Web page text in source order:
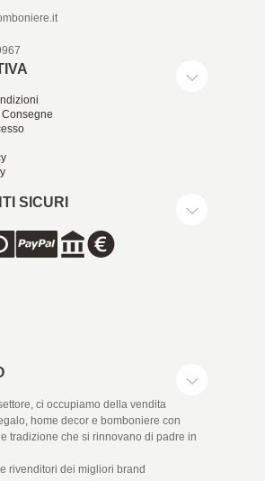
SICURI
ci occupiamo della vendita
home decor e bomboniere con
tradizione che si rinnovano di padre in
rivenditori dei migliori brand